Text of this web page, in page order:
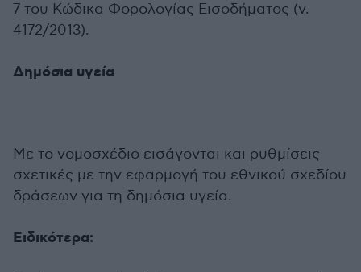
7 του Κώδικα Φορολογίας Εισοδήματος (ν.
4172/2013).
Δημόσια υγεία
Με το νομοσχέδιο εισάγονται και ρυθμίσεις
σχετικές με την εφαρμογή του εθνικού σχεδίου
δράσεων για τη δημόσια υγεία.
Ειδικότερα: